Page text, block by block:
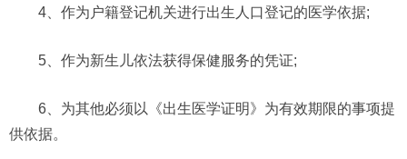
4、作为户籍登记机关进行出生人口登记的医学依据;
5、作为新生儿依法获得保健服务的凭证;
6、为其他必须以《出生医学证明》为有效期限的事项提
供依据。